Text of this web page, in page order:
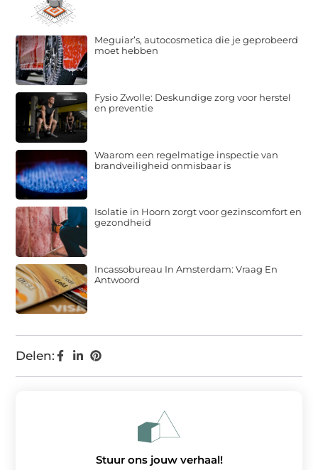
Delen:
Meguiar’s, autocosmetica die je geprobeerd
moet hebben
Fysio Zwolle: Deskundige zorg voor herstel
en preventie
Waarom een regelmatige inspectie van
brandveiligheid onmisbaar is
Isolatie in Hoorn zorgt voor gezinscomfort en
gezondheid
Incassobureau In Amsterdam: Vraag En
Antwoord
Stuur ons jouw verhaal!